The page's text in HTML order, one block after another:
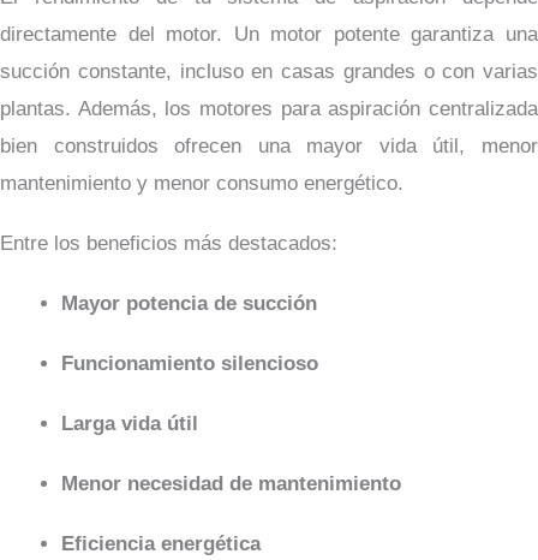
directamente del motor. Un motor potente garantiza una
succión constante, incluso en casas grandes o con varias
plantas. Además, los motores para aspiración centralizada
bien construidos ofrecen una mayor vida útil, menor
mantenimiento y menor consumo energético.
Entre los beneficios más destacados:
Mayor potencia de succión
Funcionamiento silencioso
Larga vida útil
Menor necesidad de mantenimiento
Eficiencia energética